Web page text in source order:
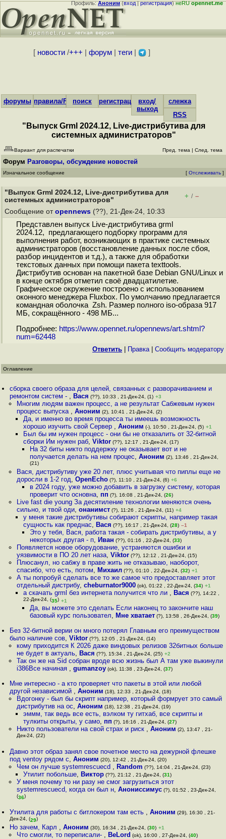
Профиль:Аноним(вход|регистрация)неRUopennet.me
[ новости/+++ форум| теги| ]
форумы правила/FAQпоиск регистрациявход/
выход
слежка
RSS
"Выпуск Grml 2024.12, Live-дистрибутива для
системных администраторов"
Вариант для распечатки Пред. тема | След. тема
Форум Разговоры, обсуждение новостей
Изначальное сообщение [ Отслеживать ]
"Выпуск Grml 2024.12, Live-дистрибутива для
системных администраторов"
+ / –
Сообщение от opennews (??), 21-Дек-24, 10:33
Представлен выпуск Live-дистрибутива grml
2024.12, предлагающего подборку программ для
выполнения работ, возникающих в практике системных
администраторов (восстановление данных после сбоя,
разбор инцидентов и т.д.), а также для обработки
текстовых данных при помощи пакета texttools.
Дистрибутив основан на пакетной базе Debian GNU/Linux и
в конце октября отметил своё двадцатилетие.
Графическое окружение построено с использованием
оконного менеджера Fluxbox. По умолчанию предлагается
командная оболочка Zsh. Размер полного iso-образа 917
МБ, сокращённого - 498 МБ...
Подробнее: https://www.opennet.ru/opennews/art.shtml?
num=62448
Ответить Правка| Cообщить модератору
Оглавление
сборка своего образа для целей, связанных с разворачиванием и
ремонтом систем - , Вася (??), 10:33 , 21-Дек-24, (1) +3
Многим людям важен процесс, а не результат Сабжевым нужен
процесс выпуска , Аноним (2), 10:41 , 21-Дек-24, (2)
Да, и именно во время процесса ты имеешь возможность
хорошо изучить свой Сервер , Аноним (-), 10:50 , 21-Дек-24, (5) +1
Был бы им нужен процесс - они бы не отказалить от 32-битной
сборки Им нужен раб, Viktor(??), 12:17 , 21-Дек-24, (17)
На 32 биты никто поддержку не оказывает вот и не
получается делать на нем процес,Аноним (2), 13:46 , 21-Дек-24,
(21)
Вася, дистрибутиву уже 20 лет, плюс учитывая что пиплы еще не
доросли в 1-2 год, OpenEcho(?), 11:10 , 21-Дек-24, (6) +6
в 2024 году, уже можно добавить в загрузку систему, которая
проверит что основна, пп (?), 16:08 , 21-Дек-24, (26)
Live fast die young За десятиление технологии меняются очень
сильно, и твой оди, онанимст(?), 11:26 , 21-Дек-24, (11) +4
у меня такие дистрибутивы собирают скрипты, например такая
сущность как преднас, Вася (??), 16:17 , 21-Дек-24, (28) –1
Это у тебя, Вася, работа такая - собирать дистрибутивы, а у
некоторых другая - п, Иван (??), 01:16 , 22-Дек-24, (33)
Появляется новое оборудование, устраняются ошибки и
уязвимости в ПО 20 лет наза, Viktor(??), 12:12 , 21-Дек-24, (15)
Плюсанул, но сабжу в праве жить не отказываю, наоборот,
спасибо, что есть, потом, Михаил(??), 01:10 , 22-Дек-24, (32) +1
А ты попробуй сделать все то же самое что предоставляет этот
отдельный дистрибу, cheburnator9000(ok), 01:22 , 22-Дек-24, (34) +1
а скачать grml без интернета получится что ли , Вася (??), 14:22 ,
22-Дек-24, (35) +1
Да, вы можете это сделать Если наконец то закончите наш
базовый курс пользовател, Мне хватает (?), 13:58 , 26-Дек-24, (39)
Без 32-битной верии он много потерял Главным его преимуществом
было наличие сов,Viktor (??), 12:05 , 21-Дек-24, (14)
кому приходится К 2026 даже виндовых релизов 32битных больше
не будет в актуаль, Вася (??), 15:34 , 21-Дек-24, (25) +2
Так он же на Sid собран вроде всю жизнь был А там уже выкинули
i386Все начиная , gumanzoy(ok), 11:38 , 23-Дек-24, (37)
Мне интересно - а кто проверяет что пакеты в этой или любой
другой независимой ,Аноним (18), 12:33 , 21-Дек-24, (18)
Вдогонку - был бы скрипт например, который формрует это самый
дистрибутив на ос, Аноним (18), 12:38 , 21-Дек-24, (19)
эммм, так ведь все есть, вэлком ту гитхаб, все скрипты и
тулкиты открыты, у само, пп (?), 16:16 , 21-Дек-24, (27)
Никто пользователи на свой страх и риск , Аноним (2), 13:47 , 21-
Дек-24, (22)
Давно этот образ занял свое почетное место на дежурной флешке
под ventoy рядом с,Аноним (20), 12:42 , 21-Дек-24, (20)
Чем он лучше systemrescuecd , Random (??), 14:04 , 21-Дек-24, (23)
Утилит побольше, Виктор(??), 21:12 , 21-Дек-24, (31)
У меня почему то ни разу не смог загрузиться этот
systemrescuecd, когда он был н, Анониссимус(?), 01:52 , 23-Дек-24,
(36)
Утилита для работы с битлокером там есть ,Аноним (29), 16:30 , 21-
Дек-24, (29)
Но зачем, Карл ,Аноним (30), 16:34 , 21-Дек-24, (30) +1
Что смогли, то переписали- , BeLord (ok), 16:00 , 27-Дек-24, (40)